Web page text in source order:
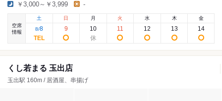
￥3,000～￥3,999 -
空席
情報
土
8/8
日
9
月
10
火
11
水
12
木
13
金
14
くし若まる 玉出店
玉出駅 160m / 居酒屋、串揚げ